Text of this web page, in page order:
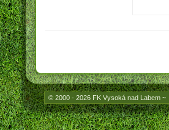
© 2000 - 2026 FK Vysoká nad Labem ~